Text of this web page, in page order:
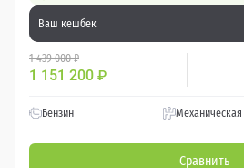
Ваш кешбек
1 439 000 ₽
1 151 200 ₽
Бензин Механическая
Сравнить